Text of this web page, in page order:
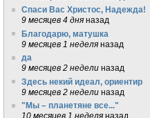
Спаси Вас Христос, Надежда!
9 месяцев 4 дня назад
Благодарю, матушка
9 месяцев 1 неделя назад
да
9 месяцев 2 недели назад
Здесь некий идеал, ориентир
9 месяцев 2 недели назад
"Мы – планетяне все..."
10 месяцев 1 неделя назад